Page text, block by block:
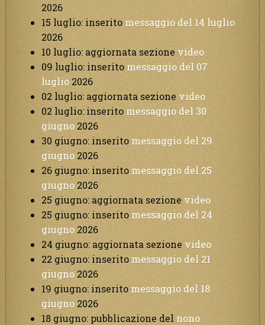
2026
15 luglio: inserito messaggio del 14 luglio
2026
10 luglio: aggiornata sezione video
09 luglio: inserito messaggio del 07
luglio 2026
02 luglio: aggiornata sezione video
02 luglio: inserito messaggio del 30
giugno 2026
30 giugno: inserito messaggio del 29
giugno 2026
26 giugno: inserito messaggio del 25
giugno 2026
25 giugno: aggiornata sezione video
25 giugno: inserito messaggio del 24
giugno 2026
24 giugno: aggiornata sezione video
22 giugno: inserito messaggio del 21
giugno 2026
19 giugno: inserito messaggio del 18
giugno 2026
18 giugno: pubblicazione del nono